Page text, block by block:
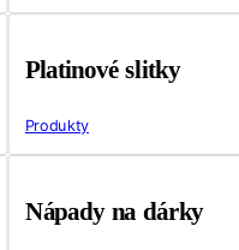
Platinové slitky
Produkty
Nápady na dárky